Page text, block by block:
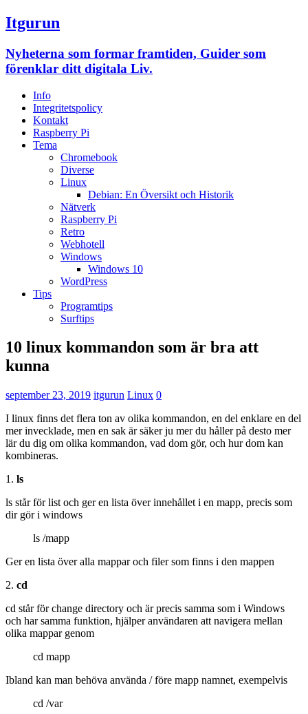
Itgurun
Nyheterna som formar framtiden, Guider som
förenklar ditt digitala Liv.
Info
Integritetspolicy
Kontakt
Raspberry Pi
Tema
Chromebook
Diverse
Linux
Debian: En Översikt och Historik
Nätverk
Raspberry Pi
Retro
Webhotell
Windows
Windows 10
WordPress
Tips
Programtips
Surftips
10 linux kommandon som är bra att
kunna
september 23, 2019 itgurun Linux 0
I linux finns det flera ton av olika kommandon, en del enklare en del
mer invecklade, men en sak är säker ju mer du håller på desto mer
lär du dig om olika kommandon, vad dom gör, och hur dom kan
kombineras.
1. ls
ls står för list och ger en lista över innehållet i en mapp, precis som
dir gör i windows
ls /mapp
Ger en lista över alla mappar och filer som finns i den mappen
2. cd
cd står för change directory och är precis samma som i Windows
och har samma funktion, hjälper användaren att navigera mellan
olika mappar genom
cd mapp
Ibland kan man behöva använda / före mapp namnet, exempelvis
cd /var